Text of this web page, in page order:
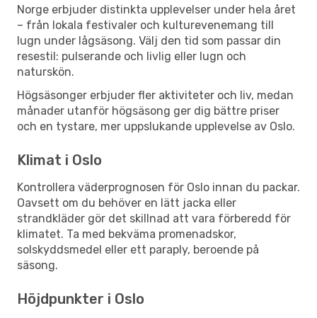
Norge erbjuder distinkta upplevelser under hela året
– från lokala festivaler och kulturevenemang till
lugn under lågsäsong. Välj den tid som passar din
resestil: pulserande och livlig eller lugn och
naturskön.
Högsäsonger erbjuder fler aktiviteter och liv, medan
månader utanför högsäsong ger dig bättre priser
och en tystare, mer uppslukande upplevelse av Oslo.
Klimat i Oslo
Kontrollera väderprognosen för Oslo innan du packar.
Oavsett om du behöver en lätt jacka eller
strandkläder gör det skillnad att vara förberedd för
klimatet. Ta med bekväma promenadskor,
solskyddsmedel eller ett paraply, beroende på
säsong.
Höjdpunkter i Oslo